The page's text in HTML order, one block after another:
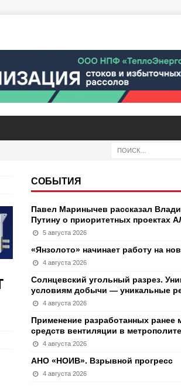
СОБЫТИЯ
Павел Маринычев рассказал
Путину о приоритетных проектах
5 августа 2026
«Янзолото» начинает работу на
4 августа 2026
Солнцевский угольный разрез.
условиям добычи — уникальные
4 августа 2026
Применение разработанных ранее
средств вентиляции в
4 августа 2026
АНО «НОИВ». Взрывной прогресс
4 августа 2026